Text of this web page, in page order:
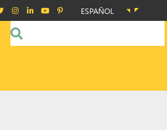
ESPAÑOL